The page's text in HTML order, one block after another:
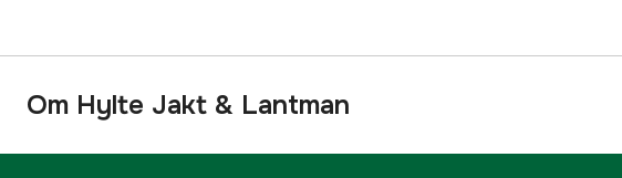
Om Hylte Jakt & Lantman